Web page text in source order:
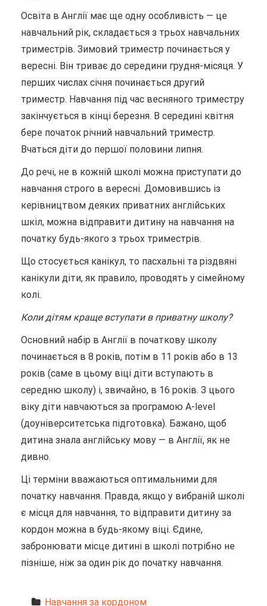
Освіта в Англії має ще одну особливість — це
навчальний рік, складається з трьох навчальних
триместрів. Зимовий триместр починається у
вересні. Він триває до середини грудня-місяця. У
перших числах січня починається другий
триместр. Навчання під час весняного триместру
закінчується в кінці березня. В середині квітня
бере початок річний навчальний триместр.
Вчаться діти до першої половини липня.
До речі, не в кожній школі можна приступати до
навчання строго в вересні. Домовившись із
керівництвом деяких приватних англійських
шкіл, можна відправити дитину на навчання на
початку будь-якого з трьох триместрів.
Що стосується канікул, то пасхальні та різдвяні
канікули діти, як правило, проводять у сімейному
колі.
Коли дітям краще вступати в приватну школу?
Основний набір в Англії в початкову школу
починається в 8 років, потім в 11 років або в 13
років (саме в цьому віці діти вступають в
середню школу) і, звичайно, в 16 років. З цього
віку діти навчаються за програмою A-level
(доуніверситетська підготовка). Бажано, щоб
дитина знала англійську мову — в Англії, як не
дивно.
Ці терміни вважаються оптимальними для
початку навчання. Правда, якщо у вибраній школі
є місця для навчання, то відправити дитину за
кордон можна в будь-якому віці. Єдине,
забронювати місце дитині в школі потрібно не
пізніше, ніж за один рік до початку навчання.
Hавчання за кордоном